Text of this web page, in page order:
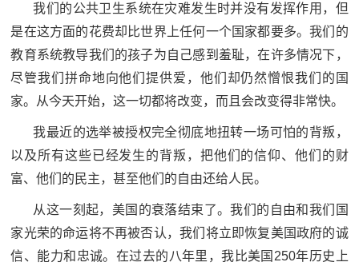
风
采
退
役
退
军
服
务
我们的公共卫生系统在灾难发生时并没有发挥作用，但
是在这方面的花费却比世界上任何一个国家都要多。我们的
教育系统教导我们的孩子为自己感到羞耻，在许多情况下，
尽管我们拼命地向他们提供爱，他们却仍然憎恨我们的国
家。从今天开始，这一切都将改变，而且会改变得非常快。
我最近的选举被授权完全彻底地扭转一场可怕的背叛，
以及所有这些已经发生的背叛，把他们的信仰、他们的财
富、他们的民主，甚至他们的自由还给人民。
从这一刻起，美国的衰落结束了。我们的自由和我们国
家光荣的命运将不再被否认，我们将立即恢复美国政府的诚
信、能力和忠诚。在过去的八年里，我比美国250年历史上